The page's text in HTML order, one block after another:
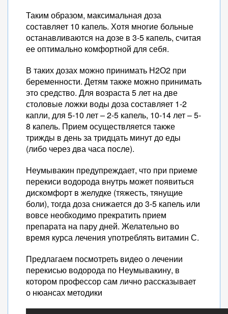
Таким образом, максимальная доза
составляет 10 капель. Хотя многие больные
останавливаются на дозе в 3-5 капель, считая
ее оптимально комфортной для себя.
В таких дозах можно принимать Н2О2 при
беременности. Детям также можно принимать
это средство. Для возраста 5 лет на две
столовые ложки воды доза составляет 1-2
капли, для 5-10 лет – 2-5 капель, 10-14 лет – 5-
8 капель. Прием осуществляется также
трижды в день за тридцать минут до еды
(либо через два часа после).
Неумывакин предупреждает, что при приеме
перекиси водорода внутрь может появиться
дискомфорт в желудке (тяжесть, тянущие
боли), тогда доза снижается до 3-5 капель или
вовсе необходимо прекратить прием
препарата на пару дней. Желательно во
время курса лечения употреблять витамин С.
Предлагаем посмотреть видео о лечении
перекисью водорода по Неумывакину, в
котором профессор сам лично рассказывает
о нюансах методики